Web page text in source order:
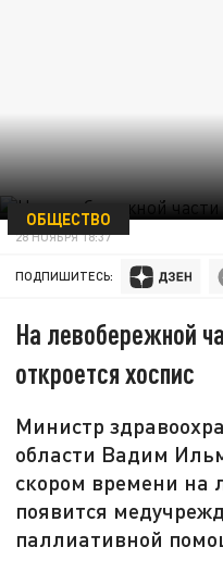
ОБЩЕСТВО
28 НОЯБРЯ 18:37
ПОДПИШИТЕСЬ:
На левобережной
откроется хоспис
Министр
области Вадим
скором времени на
появится
паллиативной